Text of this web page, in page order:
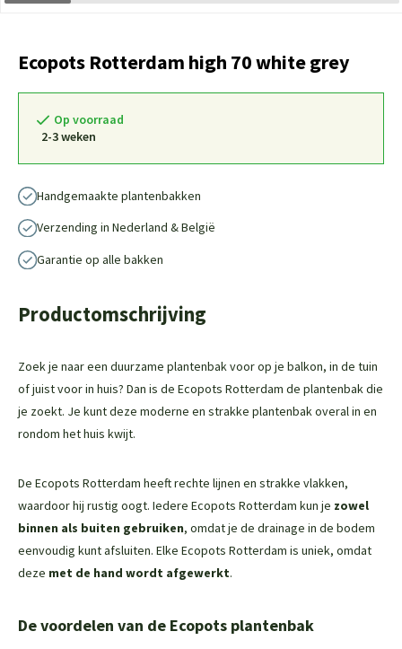
Ecopots Rotterdam high 70 white grey
Op voorraad
2-3 weken
Handgemaakte plantenbakken
Verzending in Nederland & België
Garantie op alle bakken
Productomschrijving
Zoek je naar een duurzame plantenbak voor op je balkon, in de tuin
of juist voor in huis? Dan is de Ecopots Rotterdam de plantenbak die
je zoekt. Je kunt deze moderne en strakke plantenbak overal in en
rondom het huis kwijt.
De Ecopots Rotterdam heeft rechte lijnen en strakke vlakken,
waardoor hij rustig oogt. Iedere Ecopots Rotterdam kun je zowel
binnen als buiten gebruiken, omdat je de drainage in de bodem
eenvoudig kunt afsluiten. Elke Ecopots Rotterdam is uniek, omdat
deze met de hand wordt afgewerkt.
De voordelen van de Ecopots plantenbak